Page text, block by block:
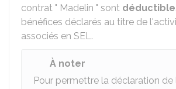
contrat " Madelin " sont
bénéfices déclarés au titre de
associés en SEL.
À noter
Pour permettre la déclaration de